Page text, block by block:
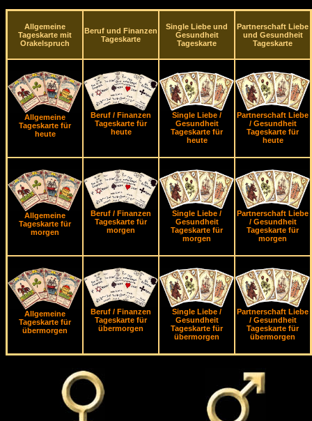
Allgemeine
Tageskarte mit
Orakelspruch
Beruf und Finanzen
Tageskarte
Single Liebe und
Gesundheit
Tageskarte
Partnerschaft Liebe
und Gesundheit
Tageskarte
Allgemeine
Tageskarte für
heute
Beruf / Finanzen
Tageskarte für
heute
Single Liebe /
Gesundheit
Tageskarte für
heute
Partnerschaft Liebe
/ Gesundheit
Tageskarte für
heute
Allgemeine
Tageskarte für
morgen
Beruf / Finanzen
Tageskarte für
morgen
Single Liebe /
Gesundheit
Tageskarte für
morgen
Partnerschaft Liebe
/ Gesundheit
Tageskarte für
morgen
Allgemeine
Tageskarte für
übermorgen
Beruf / Finanzen
Tageskarte für
übermorgen
Single Liebe /
Gesundheit
Tageskarte für
übermorgen
Partnerschaft Liebe
/ Gesundheit
Tageskarte für
übermorgen